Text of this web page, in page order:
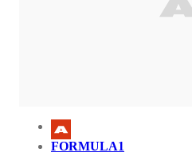
FORMULA1